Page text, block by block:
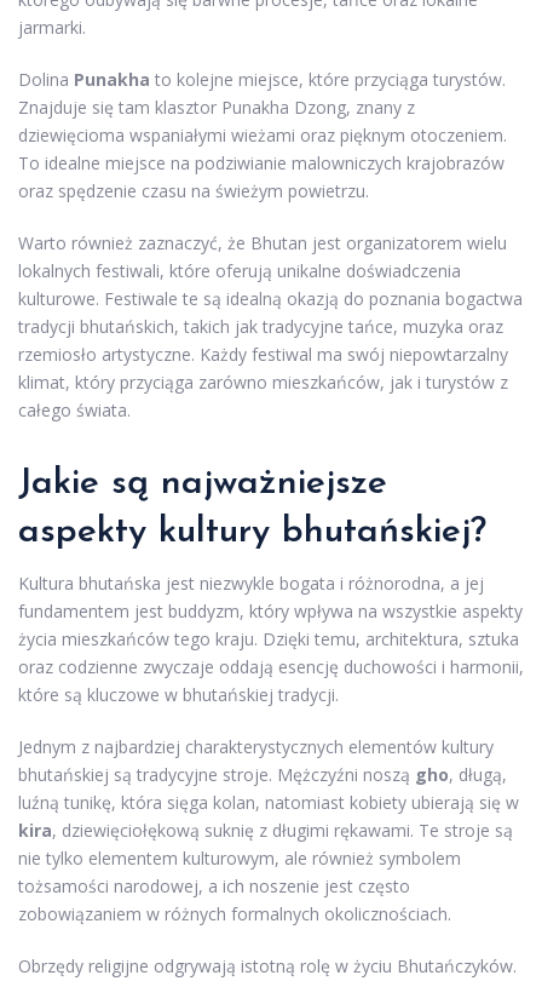
jarmarki.
Dolina Punakha to kolejne miejsce, które przyciąga turystów.
Znajduje się tam klasztor Punakha Dzong, znany z
dziewięcioma wspaniałymi wieżami oraz pięknym otoczeniem.
To idealne miejsce na podziwianie malowniczych krajobrazów
oraz spędzenie czasu na świeżym powietrzu.
Warto również zaznaczyć, że Bhutan jest organizatorem wielu
lokalnych festiwali, które oferują unikalne doświadczenia
kulturowe. Festiwale te są idealną okazją do poznania bogactwa
tradycji bhutańskich, takich jak tradycyjne tańce, muzyka oraz
rzemiosło artystyczne. Każdy festiwal ma swój niepowtarzalny
klimat, który przyciąga zarówno mieszkańców, jak i turystów z
całego świata.
Jakie są najważniejsze
aspekty kultury bhutańskiej?
Kultura bhutańska jest niezwykle bogata i różnorodna, a jej
fundamentem jest buddyzm, który wpływa na wszystkie aspekty
życia mieszkańców tego kraju. Dzięki temu, architektura, sztuka
oraz codzienne zwyczaje oddają esencję duchowości i harmonii,
które są kluczowe w bhutańskiej tradycji.
Jednym z najbardziej charakterystycznych elementów kultury
bhutańskiej są tradycyjne stroje. Mężczyźni noszą gho, długą,
luźną tunikę, która sięga kolan, natomiast kobiety ubierają się w
kira, dziewięciołękową suknię z długimi rękawami. Te stroje są
nie tylko elementem kulturowym, ale również symbolem
tożsamości narodowej, a ich noszenie jest często
zobowiązaniem w różnych formalnych okolicznościach.
Obrzędy religijne odgrywają istotną rolę w życiu Bhutańczyków.